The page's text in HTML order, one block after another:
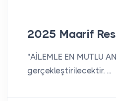
2025 Maarif
"AİLEMLE EN MUTLU
gerçekleştirilecektir. ...